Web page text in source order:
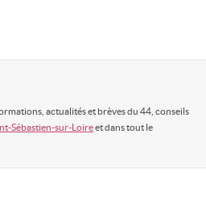
actualités et brèves du 44, conseils
Sébastien-sur-Loireet dans tout le